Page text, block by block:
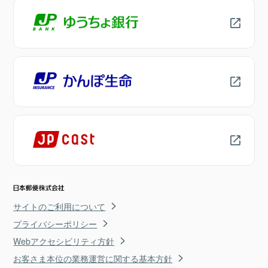
サイトのご利用について
プライバシーポリシー
Webアクセシビリティ方針
お客さま本位の業務運営に関する基本方針